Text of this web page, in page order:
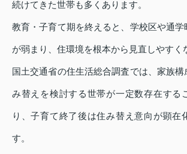
続けてきた世帯も多くあります。
教育・子育て期を終えると、学校区や通学
が弱まり、住環境を根本から見直しやすく
国土交通省の住生活総合調査では、家族
み替えを検討する世帯が一定数存在する
り、子育て終了後は住み替え意向が顕在
す。